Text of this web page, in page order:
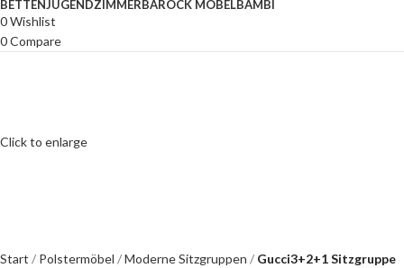
BETTENJUGENDZIMMERBAROCK MÖBELBAMBI
0Wishlist
0Compare
Click to enlarge
Start Polstermöbel Moderne Sitzgruppen
Gucci3+2+1 Sitzgruppe